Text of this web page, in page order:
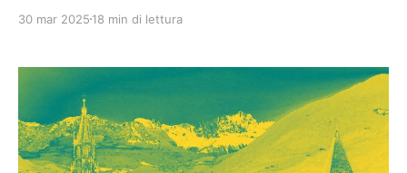
30 mar 2025 18 min di lettura